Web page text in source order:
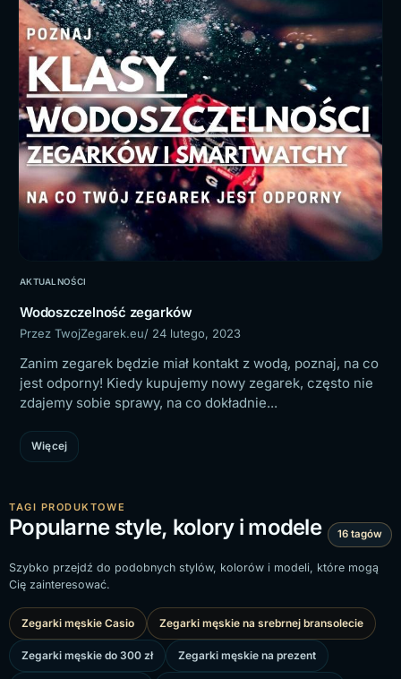
AKTUALNOŚCI
Wodoszczelność zegarków
Przez TwojZegarek.eu/ 24 lutego, 2023
Zanim zegarek będzie miał kontakt z wodą, poznaj, na co
jest odporny! Kiedy kupujemy nowy zegarek, często nie
zdajemy sobie sprawy, na co dokładnie...
Więcej
TAGI PRODUKTOWE
Popularne style, kolory i modele 16 tagów
Szybko przejdź do podobnych stylów, kolorów i modeli, które mogą
Cię zainteresować.
Zegarki męskie Casio Zegarki męskie na srebrnej bransolecie
Zegarki męskie do 300 zł Zegarki męskie na prezent